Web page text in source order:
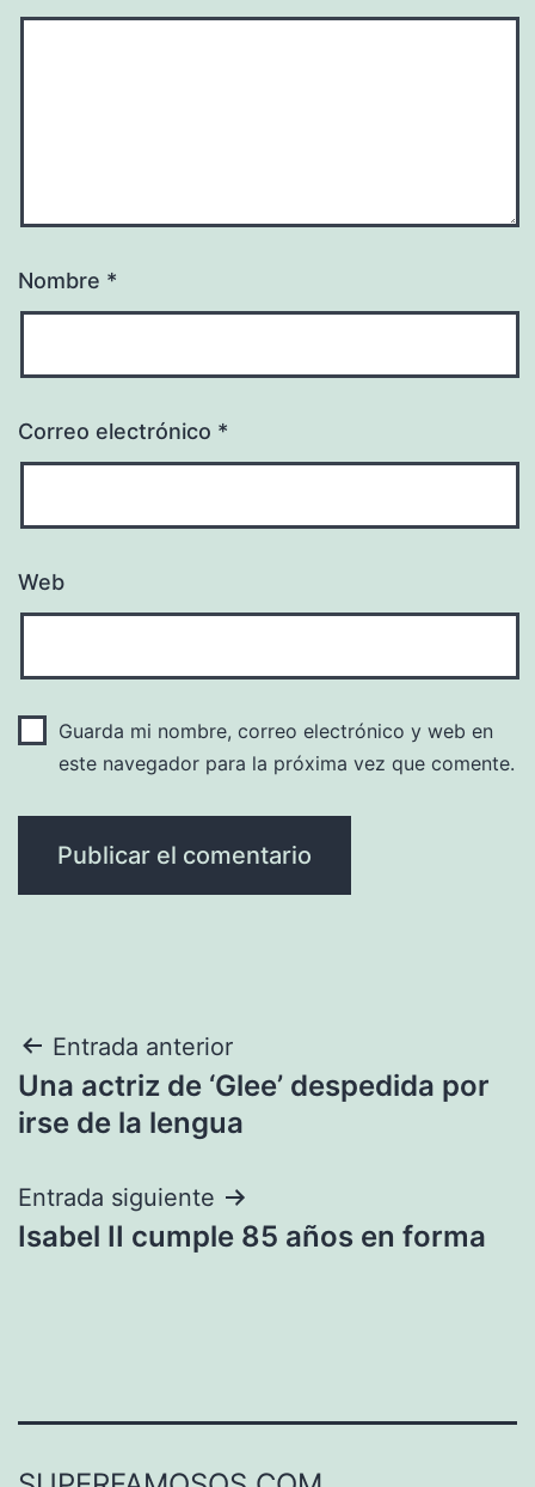
Nombre *
Correo electrónico *
Web
Guarda mi nombre, correo electrónico y web en
este navegador para la próxima vez que comente.
Navegación
de
Entrada anterior
Una actriz de ‘Glee’ despedida por
irse de la lengua
Entrada siguiente
Isabel II cumple 85 años en forma